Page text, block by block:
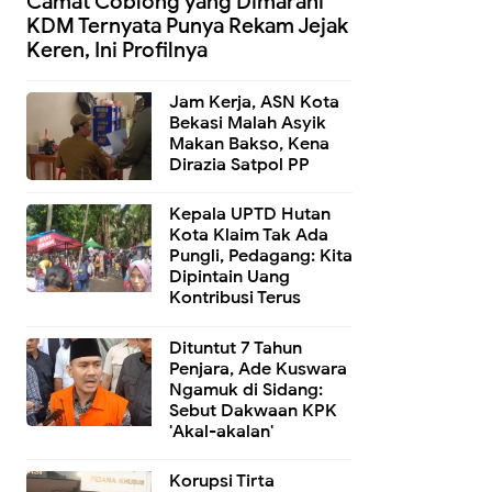
KDM Ternyata Punya Rekam Jejak
Keren, Ini Profilnya
Jam Kerja, ASN Kota
Bekasi Malah Asyik
Makan Bakso, Kena
Dirazia Satpol PP
Kepala UPTD Hutan
Kota Klaim Tak Ada
Pungli, Pedagang: Kita
Dipintain Uang
Kontribusi Terus
Dituntut 7 Tahun
Penjara, Ade Kuswara
Ngamuk di Sidang:
Sebut Dakwaan KPK
'Akal-akalan'
Korupsi Tirta